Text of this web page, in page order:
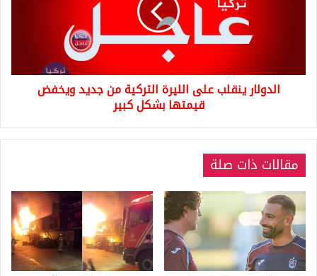
قيمتها
الدولار ينقلب على الليرة التركية من جديد ويخفض
قيمتها بشكل كبير
مقالات ذات صلة